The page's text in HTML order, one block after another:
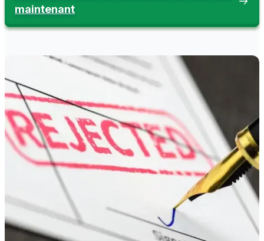
maintenant